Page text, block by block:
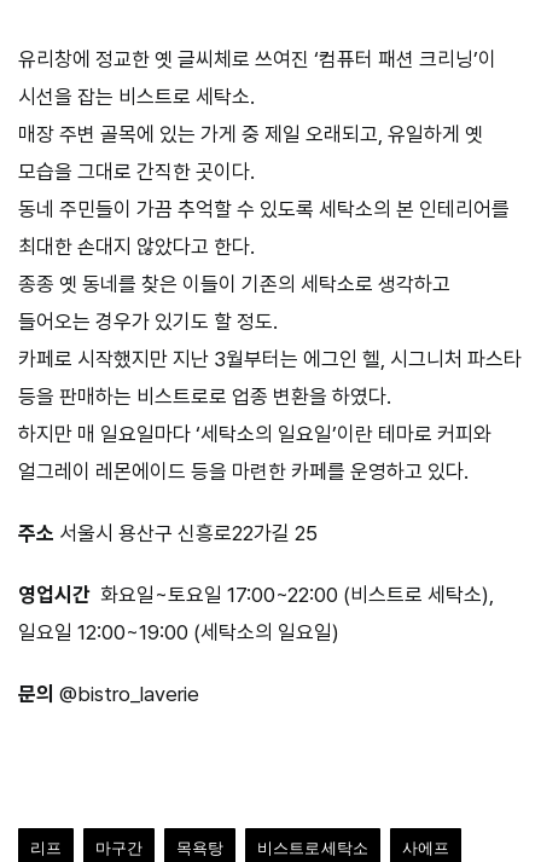
유리창에 정교한 옛 글씨체로 쓰여진 ‘컴퓨터 패션 크리닝’이
시선을 잡는 비스트로 세탁소.
매장 주변 골목에 있는 가게 중 제일 오래되고, 유일하게 옛
모습을 그대로 간직한 곳이다.
동네 주민들이 가끔 추억할 수 있도록 세탁소의 본 인테리어를
최대한 손대지 않았다고 한다.
종종 옛 동네를 찾은 이들이 기존의 세탁소로 생각하고
들어오는 경우가 있기도 할 정도.
카페로 시작했지만 지난 3월부터는 에그인 헬, 시그니처 파스타
등을 판매하는 비스트로로 업종 변환을 하였다.
하지만 매 일요일마다 ‘세탁소의 일요일’이란 테마로 커피와
얼그레이 레몬에이드 등을 마련한 카페를 운영하고 있다.
주소 서울시 용산구 신흥로22가길 25
영업시간 화요일~토요일 17:00~22:00 (비스트로 세탁소),
일요일 12:00~19:00 (세탁소의 일요일)
문의 @bistro_laverie
리프 마구간 목욕탕 비스트로세탁소 사에프